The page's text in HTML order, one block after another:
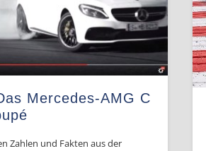
Mercedes-AMG C
Zahlen und Fakten aus der